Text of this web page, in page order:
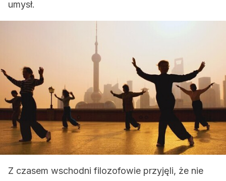
umysł.
Z czasem wschodni filozofowie przyjęli, że nie